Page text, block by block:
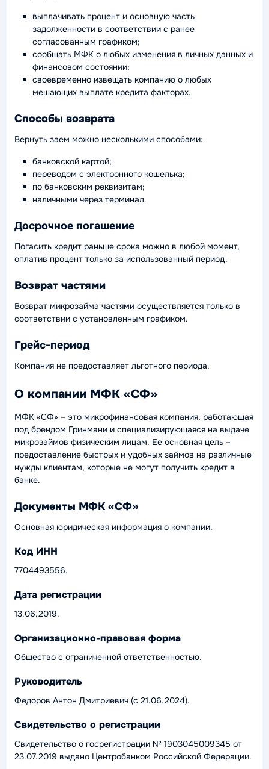
выплачивать процент и основную часть
задолженности в соответствии с ранее
согласованным графиком;
сообщать МФК о любых изменения в личных данных и
финансовом состоянии;
своевременно извещать компанию о любых
мешающих выплате кредита факторах.
Способы возврата
Вернуть заем можно несколькими способами:
банковской картой;
переводом с электронного кошелька;
по банковским реквизитам;
наличными через терминал.
Досрочное погашение
Погасить кредит раньше срока можно в любой момент,
оплатив процент только за использованный период.
Возврат частями
Возврат микрозайма частями осуществляется только в
соответствии с установленным графиком.
Грейс-период
Компания не предоставляет льготного периода.
О компании МФК «СФ»
МФК «СФ» – это микрофинансовая компания, работающая
под брендом Гринмани и специализирующаяся на выдаче
микрозаймов физическим лицам. Ее основная цель –
предоставление быстрых и удобных займов на различные
нужды клиентам, которые не могут получить кредит в
банке.
Документы МФК «СФ»
Основная юридическая информация о компании.
Код ИНН
7704493556.
Дата регистрации
13.06.2019.
Организационно-правовая форма
Общество с ограниченной ответственностью.
Руководитель
Федоров Антон Дмитриевич (с 21.06.2024).
Свидетельство о регистрации
Свидетельство о госрегистрации № 1903045009345 от
23.07.2019 выдано Центробанком Российской Федерации.